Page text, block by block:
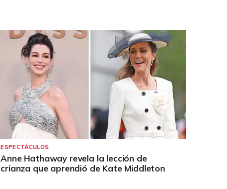
ESPECTÁCULOS
Anne Hathaway revela la lección de
crianza que aprendió de Kate Middleton